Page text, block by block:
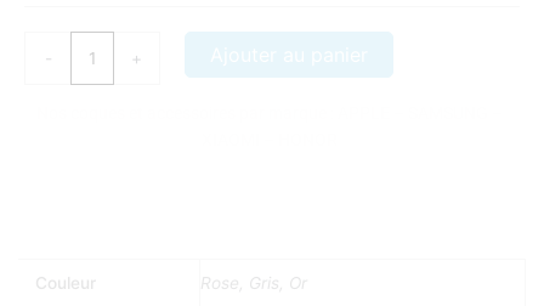
- +
Couleur Rose, Gris, Or